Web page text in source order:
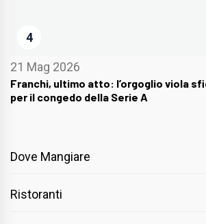
4
21 Mag 2026
Franchi, ultimo atto: l’orgoglio viola
per il congedo della Serie A
Dove Mangiare
Ristoranti